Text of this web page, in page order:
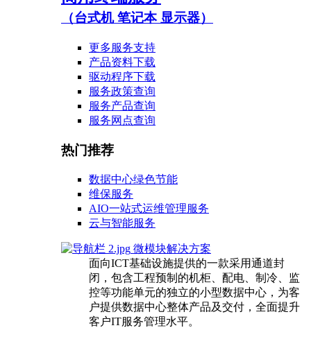
（台式机 笔记本 显示器）
更多服务支持
产品资料下载
驱动程序下载
服务政策查询
服务产品查询
服务网点查询
热门推荐
数据中心绿色节能
维保服务
AIO一站式运维管理服务
云与智能服务
微模块解决方案
面向ICT基础设施提供的一款采用通道封
闭，包含工程预制的机柜、配电、制冷、监
控等功能单元的独立的小型数据中心，为客
户提供数据中心整体产品及交付，全面提升
客户IT服务管理水平。